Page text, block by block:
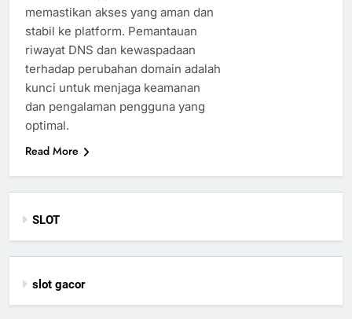
memastikan akses yang aman dan
stabil ke platform. Pemantauan
riwayat DNS dan kewaspadaan
terhadap perubahan domain adalah
kunci untuk menjaga keamanan
dan pengalaman pengguna yang
optimal.
Read More
SLOT
slot gacor